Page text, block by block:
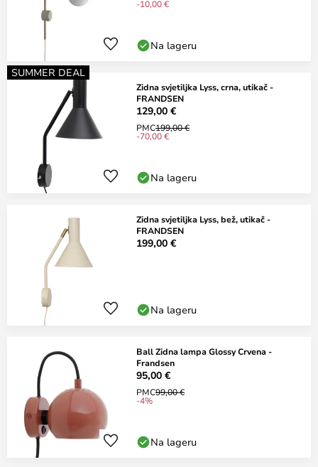
-10,00 €
Na lageru
SUMMER DEAL
Zidna svjetiljka Lyss, crna, utikač -
FRANDSEN
129,00 €
PMC199,00 €
-70,00 €
Na lageru
Zidna svjetiljka Lyss, bež, utikač -
FRANDSEN
199,00 €
Na lageru
Ball Zidna lampa Glossy Crvena -
Frandsen
95,00 €
PMC99,00 €
-4%
Na lageru